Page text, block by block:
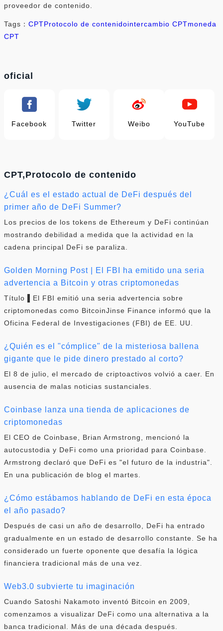
proveedor de contenido.
Tags： CPTProtocolo de contenidointercambio CPTmoneda
CPT
oficial
Facebook Twitter Weibo YouTube
CPT,Protocolo de contenido
¿Cuál es el estado actual de DeFi después del
primer año de DeFi Summer?
Los precios de los tokens de Ethereum y DeFi continúan
mostrando debilidad a medida que la actividad en la
cadena principal DeFi se paraliza.
Golden Morning Post | El FBI ha emitido una seria
advertencia a Bitcoin y otras criptomonedas
Título ▌El FBI emitió una seria advertencia sobre
criptomonedas como BitcoinJinse Finance informó que la
Oficina Federal de Investigaciones (FBI) de EE. UU.
¿Quién es el "cómplice" de la misteriosa ballena
gigante que le pide dinero prestado al corto?
El 8 de julio, el mercado de criptoactivos volvió a caer. En
ausencia de malas noticias sustanciales.
Coinbase lanza una tienda de aplicaciones de
criptomonedas
El CEO de Coinbase, Brian Armstrong, mencionó la
autocustodia y DeFi como una prioridad para Coinbase.
Armstrong declaró que DeFi es "el futuro de la industria".
En una publicación de blog el martes.
¿Cómo estábamos hablando de DeFi en esta época
el año pasado?
Después de casi un año de desarrollo, DeFi ha entrado
gradualmente en un estado de desarrollo constante. Se ha
considerado un fuerte oponente que desafía la lógica
financiera tradicional más de una vez.
Web3.0 subvierte tu imaginación
Cuando Satoshi Nakamoto inventó Bitcoin en 2009,
comenzamos a visualizar DeFi como una alternativa a la
banca tradicional. Más de una década después.